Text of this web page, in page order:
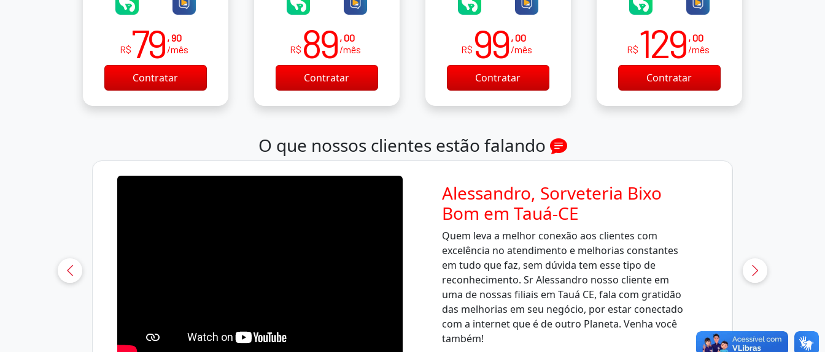
R$79 , 90
/mês
Contratar
R$ 89 , 00
/mês
Contratar
R$ 99 , 00
/mês
Contratar
R$ 129 , 00
/mês
Contratar
O que nossos clientes estão falando
Alessandro, Sorveteria Bixo
Bom em Tauá-CE
Quem leva a melhor conexão aos clientes com
excelência no atendimento e melhorias constantes
em tudo que faz, sem dúvida tem esse tipo de
reconhecimento. Sr Alessandro nosso cliente em
uma de nossas filiais em Tauá CE, fala com gratidão
das melhorias em seu negócio, por estar conectado
com a internet que é de outro Planeta. Venha você
também!